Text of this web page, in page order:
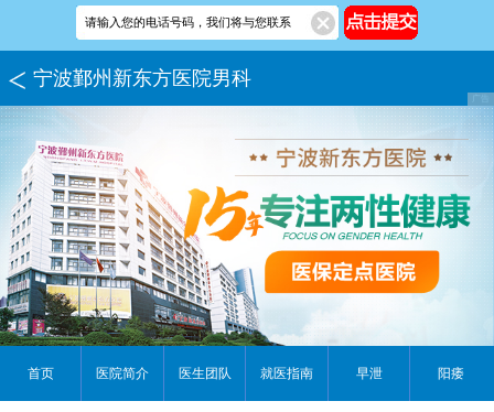
宁波鄞州新东方医院男科
首页 医院简介 医生团队 就医指南 早泄 阳痿